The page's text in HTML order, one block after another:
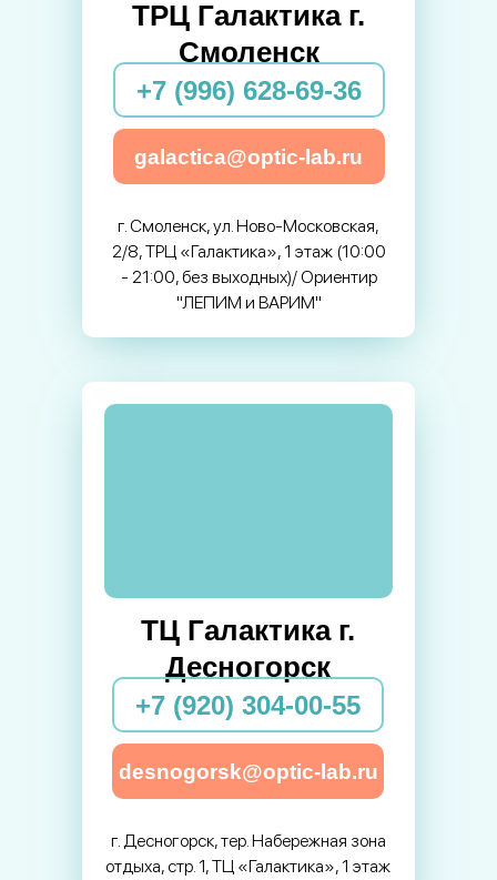
ТЦ Галактика г.
Десногорск
+7 (920) 304-00-55
desnogorsk@optic-lab.ru
г. Десногорск, тер. Набережная зона
отдыха, стр. 1, ТЦ «Галактика», 1 этаж
+7 (996) 628-69-36
galactica@optic-lab.ru
ТРЦ Галактика г.
Смоленск
г. Смоленск, ул. Ново-Московская,
2/8, ТРЦ «Галактика», 1 этаж (10:00
- 21:00, без выходных)/ Ориентир
"ЛЕПИМ и ВАРИМ"